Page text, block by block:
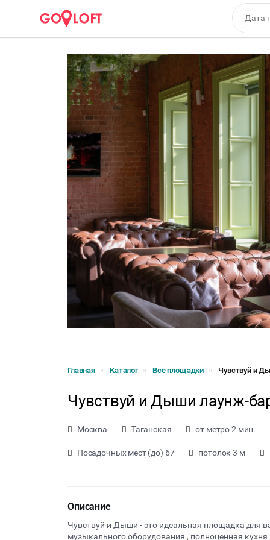
Главная Каталог Все площадки Чувствуй и
Чувствуй и Дыши лаунж-
Москва Таганская от метро 2 мин.
Посадочных мест (до) 67 потолок 3 м
Описание
Чувствуй и Дыши - это идеальная площадка для
музыкального оборудования , полноценная